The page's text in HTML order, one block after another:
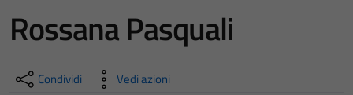
Rossana Pasquali
Condividi Vedi azioni